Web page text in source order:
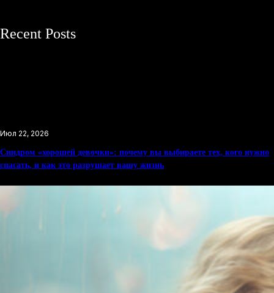
Recent Posts
Июл 22, 2026
Синдром «хорошей девочки»: почему вы выбираете тех, кого нужно
спасать, и как это разрушает вашу жизнь